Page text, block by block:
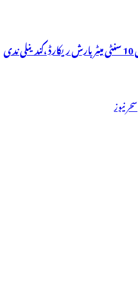
وقارآباد ضلع میں 24گھنٹوں کے دؤران 10 سنٹی میٹر بارش ریکارڈ ،کندینلی ندی
سحر نیوز